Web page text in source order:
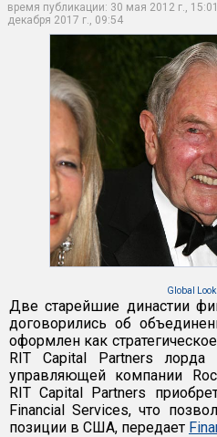
время публикации: 30 мая 2012 г.,
декабря 2017 г., 09:54
Global
Две старейшие династии
договорились об
оформлен как
RIT Capital Partners
управляющей компании
RIT Capital Partners
Financial Services, что
позиции в США, передает